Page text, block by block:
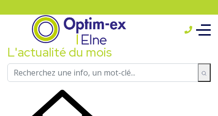
L'actualité du mois